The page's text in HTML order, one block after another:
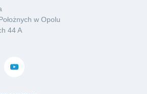
pracy – pielęgniarka/pielęgniarz
w Opolu
44 A